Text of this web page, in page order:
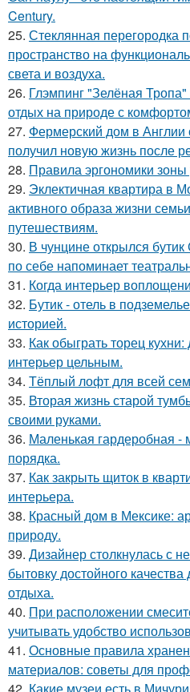
Century.
25. Стеклянная перегородка
пространство на
света и воздуха.
26. Глэмпинг "Зелёная Тропа"
отдых на природе с
27. Фермерский дом в Англии
получил новую жизнь после
28. Правила эргономики
29. Эклектичная квартира в
активного образа жизни
путешествиям.
30. В чунцине открылся
по себе напоминает
31. Когда интерьер
32. Бутик - отель в
историей.
33. Как обыграть торец
интерьер цельным.
34. Тёплый лофт для всей
35. Вторая жизнь старой
своими руками.
36. Маленькая гардеробная -
порядка.
37. Как закрыть щиток в
интерьера.
38. Красный дом в Мексике:
природу.
39. Дизайнер столкнулась с
бытовку достойного
отдыха.
40. При расположении
учитывать удобство
41. Основные правила
материалов: советы для
42. Какие музеи есть в